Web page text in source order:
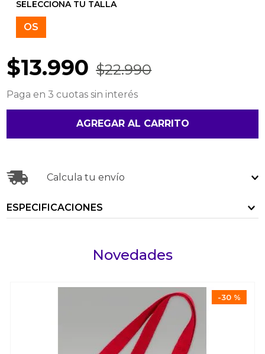
OS
$13.990 $22.990
Paga en 3 cuotas sin interés
AGREGAR AL CARRITO
Calcula tu envío
ESPECIFICACIONES
Novedades
-30 %